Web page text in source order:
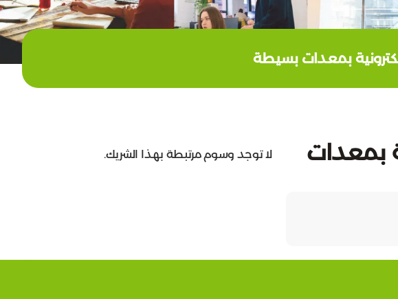
بمعدات بسيطة
بمعدات
لا توجد وسوم مرتبطة بهذا الشريك.